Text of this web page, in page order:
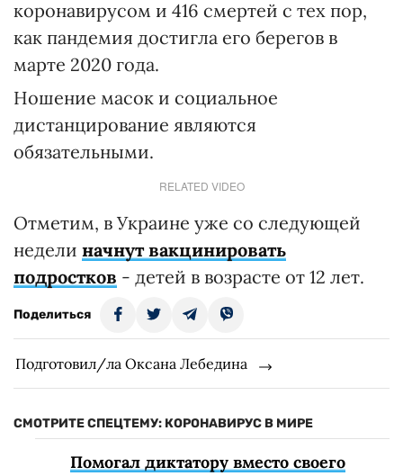
коронавирусом и 416 смертей с тех пор,
как пандемия достигла его берегов в
марте 2020 года.
Ношение масок и социальное
дистанцирование являются
обязательными.
RELATED VIDEO
Отметим, в Украине уже со следующей
недели начнут вакцинировать
подростков - детей в возрасте от 12 лет.
Поделиться
Подготовил/ла Оксана Лебедина
СМОТРИТЕ СПЕЦТЕМУ: КОРОНАВИРУС В МИРЕ
Помогал диктатору вместо своего